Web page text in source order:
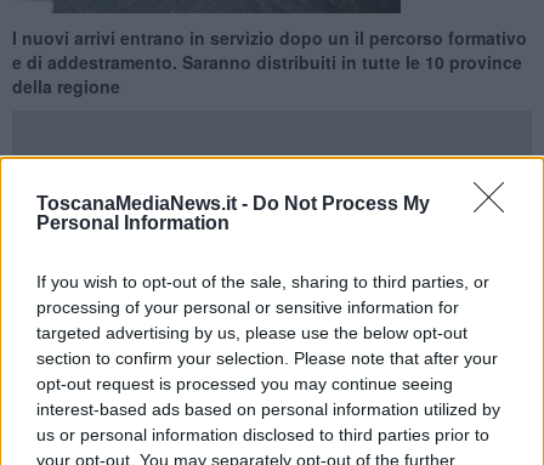
ToscanaMediaNews.it - Do Not Process My
Personal Information
If you wish to opt-out of the sale, sharing to third parties, or
processing of your personal or sensitive information for
targeted advertising by us, please use the below opt-out
section to confirm your selection. Please note that after your
opt-out request is processed you may continue seeing
interest-based ads based on personal information utilized by
us or personal information disclosed to third parties prior to
your opt-out. You may separately opt-out of the further
I nuovi arrivi entrano in servizio dopo un il percorso formativo
e di addestramento. Saranno distribuiti in tutte le 10 province
della regione
I militari saranno distribuiti in tutte le 10 province della regione. 13
di loro opereranno sul territorio fiorentino con l'obiettivo primario di
rafforzare i servizi di prossimità al cittadino.
I nuovi arrivi, che rientrano nel secondo ciclo del 144esimo corso